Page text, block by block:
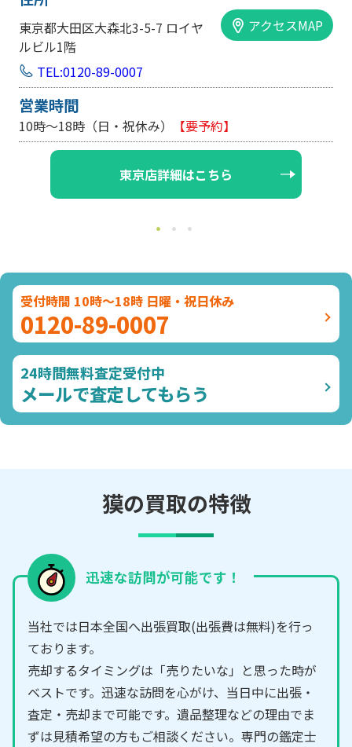
森北3-5-7 ロイヤ アクセスMAP
0007
・祝休み）【要予約】
東京店詳細はこちら
大阪市中央区内
手前ビル103号
受付時間 10時～18時 日曜・祝日休み
0120-89-0007
24時間無料査定受付中
メールで査定してもらう
獏の買取の特徴
迅速な訪問が可能です！
当社では日本全国へ出張買取(出張費は無料)を行っ
ております。
売却するタイミングは「売りたいな」と思った時が
ベストです。迅速な訪問を心がけ、当日中に出張・
査定・売却まで可能です。遺品整理などの理由でま
ずは見積希望の方もご相談ください。専門の鑑定士